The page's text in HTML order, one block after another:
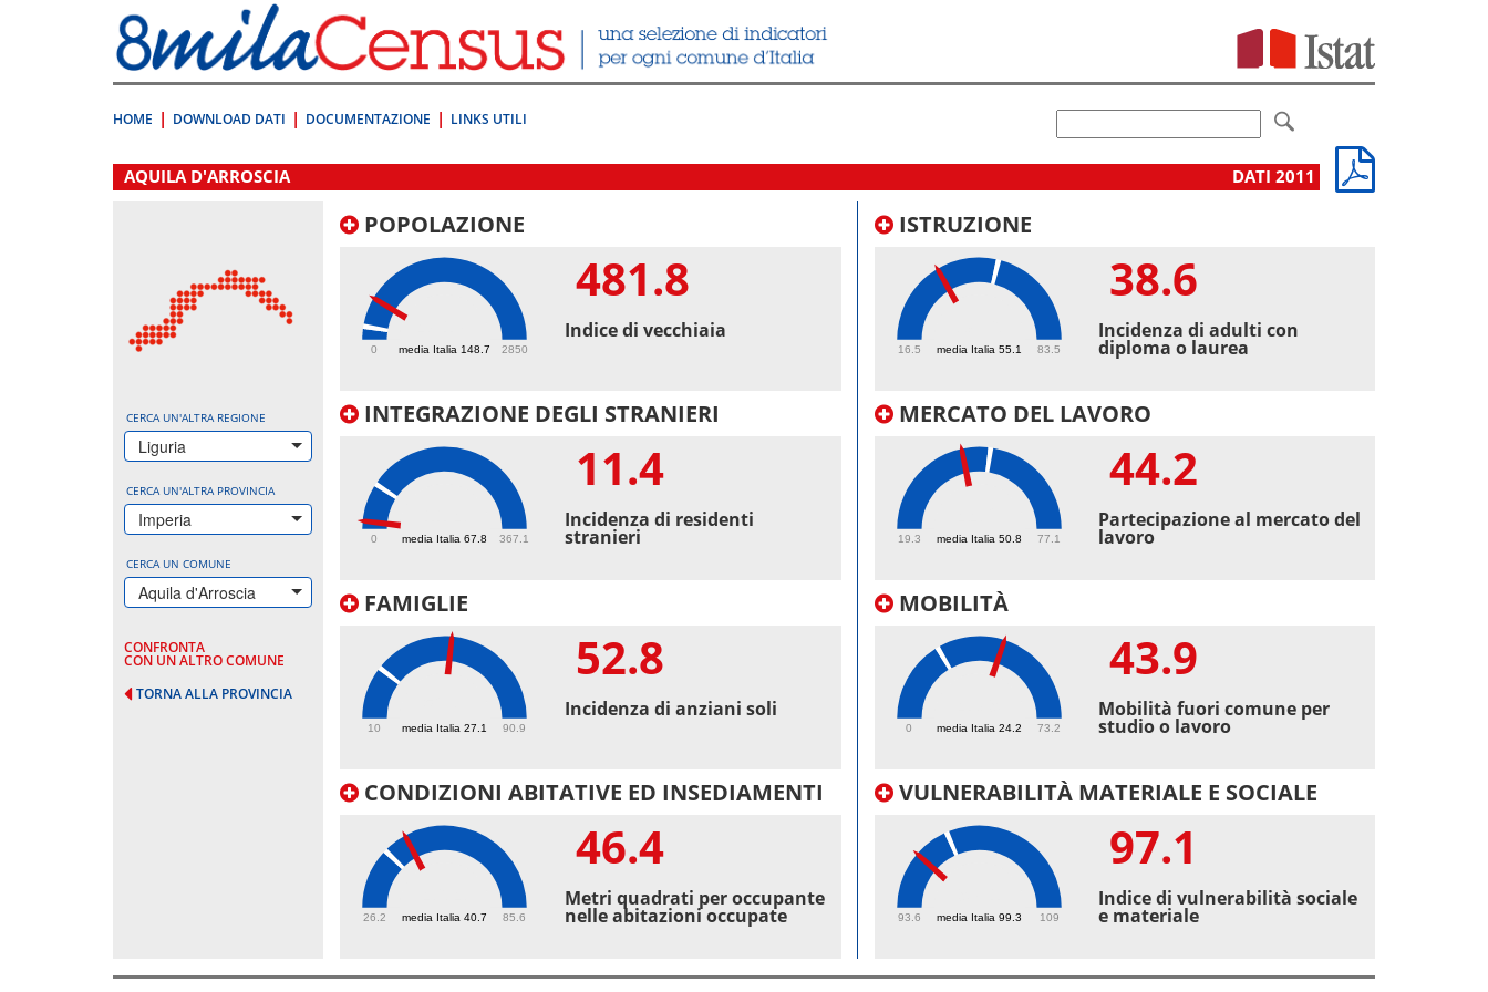
direttamente
a:
Contenuto
HOME DOWNLOAD DATI DOCUMENTAZIONE LINKS UTILI
.
AQUILA D'ARROSCIA DATI 2011
CERCA UN'ALTRA REGIONE
Liguria
CERCA UN'ALTRA PROVINCIA
Imperia
CERCA UN COMUNE
Aquila d'Arroscia
CONFRONTA
CON UN ALTRO COMUNE
TORNA ALLA PROVINCIA
POPOLAZIONE
media Italia 148.7
0 2850
481.8
Indice di vecchiaia
INTEGRAZIONE DEGLI STRANIERI
media Italia 67.8
0 367.1
11.4
Incidenza di residenti
stranieri
FAMIGLIE
media Italia 27.1
10 90.9
52.8
Incidenza di anziani soli
CONDIZIONI ABITATIVE ED INSEDIAMENTI
media Italia 40.7
26.2 85.6
46.4
Metri quadrati per occupante
nelle abitazioni occupate
ISTRUZIONE
media Italia 55.1
16.5 83.5
38.6
Incidenza di adulti con
diploma o laurea
MERCATO DEL LAVORO
media Italia 50.8
19.3 77.1
44.2
Partecipazione al mercato del
lavoro
MOBILITÀ
media Italia 24.2
0 73.2
43.9
Mobilità fuori comune per
studio o lavoro
VULNERABILITÀ MATERIALE E SOCIALE
media Italia 99.3
93.6 109
97.1
Indice di vulnerabilità sociale
e materiale